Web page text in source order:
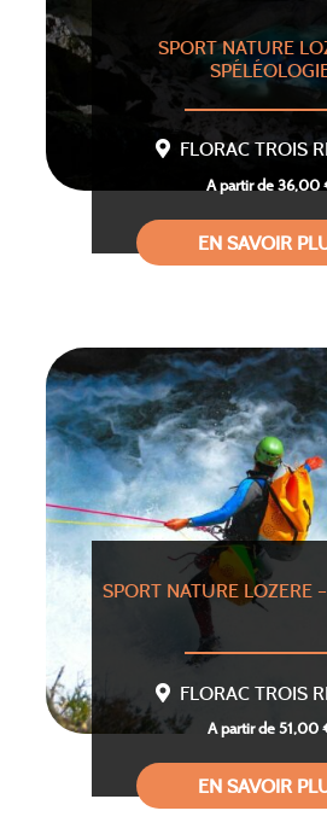
SPORT NATURE
FLORAC TROIS
A partir de 36,00
EN SAVOIR
SPORT NATURE LOZERE
FLORAC TROIS
A partir de 51,00
EN SAVOIR